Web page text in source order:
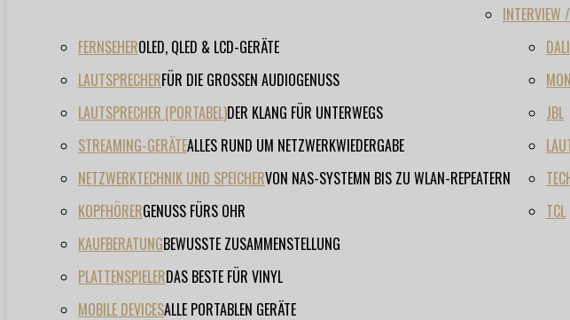
INTERVIEW
FERNSEHEROLED, QLED & LCD-GERÄTE
LAUTSPRECHERFÜR DIE GROSSEN AUDIOGENUSS
LAUTSPRECHER (PORTABEL)DER KLANG FÜR UNTERWEGS
STREAMING-GERÄTEALLES RUND UM NETZWERKWIEDERGABE
NETZWERKTECHNIK UND SPEICHERVON NAS-SYSTEMN BIS ZU WLAN-REPEATERN
KOPFHÖRERGENUSS FÜRS OHR
KAUFBERATUNGBEWUSSTE ZUSAMMENSTELLUNG
PLATTENSPIELERDAS BESTE FÜR VINYL
MOBILE DEVICESALLE PORTABLEN GERÄTE
DALI
JBL
TCL